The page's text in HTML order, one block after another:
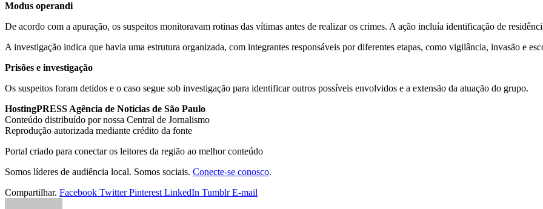
Modus operandi
De acordo com a apuração, os suspeitos monitoravam rotinas das vítimas antes de realizar os crimes. A ação incluía identificação de
A investigação indica que havia uma estrutura organizada, com integrantes responsáveis por diferentes etapas, como vigilância, invasão e
Prisões e investigação
Os suspeitos foram detidos e o caso segue sob investigação para identificar outros possíveis envolvidos e a extensão da atuação do grupo.
HostingPRESS Agência de Notícias de São Paulo
Conteúdo distribuído por nossa Central de Jornalismo
Reprodução autorizada mediante crédito da fonte
Portal criado para conectar os leitores da região ao melhor conteúdo
Somos líderes de audiência local. Somos sociais. Conecte-se conosco.
Compartilhar. Facebook Twitter Pinterest LinkedIn Tumblr E-mail